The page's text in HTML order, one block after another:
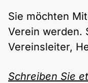
ÖSD
Russisch
Polnisch
A1 ÖIF
A2 Goethe
B1 Beruf
B2 Beruf
Webinare
Sie möchten
Verein werden.
Vereinsleiter,
Schreiben Sie